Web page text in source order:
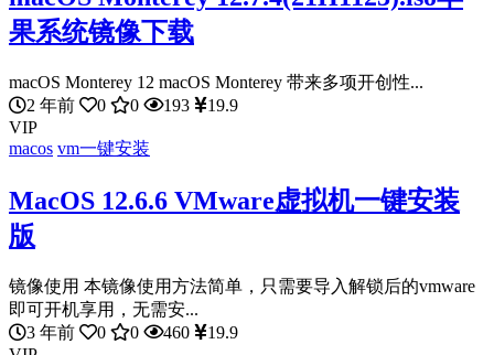
果系统镜像下载
macOS Monterey 12 macOS Monterey 带来多项开创性...
2 年前
0 0 193
19.9
VIP
macos vm一键安装
MacOS 12.6.6 VMware虚拟机一键安装
版
镜像使用 本镜像使用方法简单，只需要导入解锁后的vmware
即可开机享用，无需安...
3 年前
0 0 460
19.9